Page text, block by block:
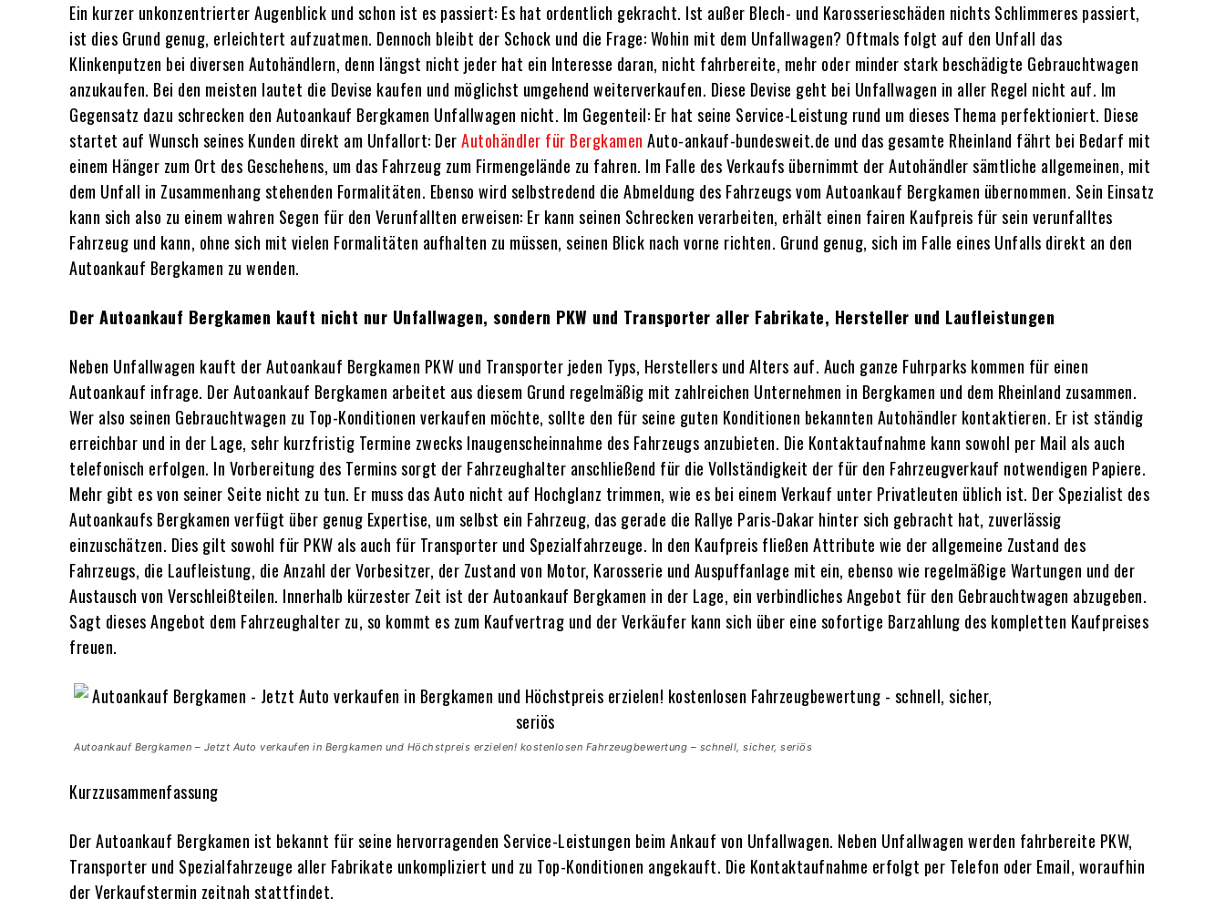
Ein kurzer unkonzentrierter Augenblick und schon ist es passiert: Es hat ordentlich gekracht. Ist außer Blech- und Karosserieschäden nichts Schlimmeres passiert,
ist dies Grund genug, erleichtert aufzuatmen. Dennoch bleibt der Schock und die Frage: Wohin mit dem Unfallwagen? Oftmals folgt auf den Unfall das
Klinkenputzen bei diversen Autohändlern, denn längst nicht jeder hat ein Interesse daran, nicht fahrbereite, mehr oder minder stark beschädigte Gebrauchtwagen
anzukaufen. Bei den meisten lautet die Devise kaufen und möglichst umgehend weiterverkaufen. Diese Devise geht bei Unfallwagen in aller Regel nicht auf. Im
Gegensatz dazu schrecken den Autoankauf Bergkamen Unfallwagen nicht. Im Gegenteil: Er hat seine Service-Leistung rund um dieses Thema perfektioniert. Diese
startet auf Wunsch seines Kunden direkt am Unfallort: DerAutohändler für Bergkamen Auto-ankauf-bundesweit.de und das gesamte Rheinland fährt bei Bedarf mit
einem Hänger zum Ort des Geschehens, um das Fahrzeug zum Firmengelände zu fahren. Im Falle des Verkaufs übernimmt der Autohändler sämtliche allgemeinen, mit
dem Unfall in Zusammenhang stehenden Formalitäten. Ebenso wird selbstredend die Abmeldung des Fahrzeugs vom Autoankauf Bergkamen übernommen. Sein Einsatz
kann sich also zu einem wahren Segen für den Verunfallten erweisen: Er kann seinen Schrecken verarbeiten, erhält einen fairen Kaufpreis für sein verunfalltes
Fahrzeug und kann, ohne sich mit vielen Formalitäten aufhalten zu müssen, seinen Blick nach vorne richten. Grund genug, sich im Falle eines Unfalls direkt an den
Autoankauf Bergkamen zu wenden.
Der Autoankauf Bergkamen kauft nicht nur Unfallwagen, sondern PKW und Transporter aller Fabrikate, Hersteller und Laufleistungen
Neben Unfallwagen kauft der Autoankauf Bergkamen PKW und Transporter jeden Typs, Herstellers und Alters auf. Auch ganze Fuhrparks kommen für einen
Autoankauf infrage. Der Autoankauf Bergkamen arbeitet aus diesem Grund regelmäßig mit zahlreichen Unternehmen in Bergkamen und dem Rheinland zusammen.
Wer also seinen Gebrauchtwagen zu Top-Konditionen verkaufen möchte, sollte den für seine guten Konditionen bekannten Autohändler kontaktieren. Er ist ständig
erreichbar und in der Lage, sehr kurzfristig Termine zwecks Inaugenscheinnahme des Fahrzeugs anzubieten. Die Kontaktaufnahme kann sowohl per Mail als auch
telefonisch erfolgen. In Vorbereitung des Termins sorgt der Fahrzeughalter anschließend für die Vollständigkeit der für den Fahrzeugverkauf notwendigen Papiere.
Mehr gibt es von seiner Seite nicht zu tun. Er muss das Auto nicht auf Hochglanz trimmen, wie es bei einem Verkauf unter Privatleuten üblich ist. Der Spezialist des
Autoankaufs Bergkamen verfügt über genug Expertise, um selbst ein Fahrzeug, das gerade die Rallye Paris-Dakar hinter sich gebracht hat, zuverlässig
einzuschätzen. Dies gilt sowohl für PKW als auch für Transporter und Spezialfahrzeuge. In den Kaufpreis fließen Attribute wie der allgemeine Zustand des
Fahrzeugs, die Laufleistung, die Anzahl der Vorbesitzer, der Zustand von Motor, Karosserie und Auspuffanlage mit ein, ebenso wie regelmäßige Wartungen und der
Austausch von Verschleißteilen. Innerhalb kürzester Zeit ist der Autoankauf Bergkamen in der Lage, ein verbindliches Angebot für den Gebrauchtwagen abzugeben.
Sagt dieses Angebot dem Fahrzeughalter zu, so kommt es zum Kaufvertrag und der Verkäufer kann sich über eine sofortige Barzahlung des kompletten Kaufpreises
freuen.
Autoankauf Bergkamen – Jetzt Auto verkaufen in Bergkamen und Höchstpreis erzielen! kostenlosen Fahrzeugbewertung – schnell, sicher, seriös
Kurzzusammenfassung
Der Autoankauf Bergkamen ist bekannt für seine hervorragenden Service-Leistungen beim Ankauf von Unfallwagen. Neben Unfallwagen werden fahrbereite PKW,
Transporter und Spezialfahrzeuge aller Fabrikate unkompliziert und zu Top-Konditionen angekauft. Die Kontaktaufnahme erfolgt per Telefon oder Email, woraufhin
der Verkaufstermin zeitnah stattfindet.